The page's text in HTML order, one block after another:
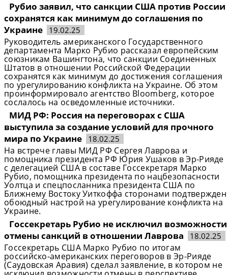
Рубио заявил, что санкции США против России
сохранятся как минимум до соглашения по
Украине
19.02.25
Руководитель американского Государственного
департамента Марко Рубио рассказал европейским
союзникам Вашингтона, что санкции Соединенных
Штатов в отношении Российской Федерации
сохранятся как минимум до достижения соглашения
по урегулированию конфликта на Украине. Об этом
проинформировало агентство Bloomberg, которое
сослалось на осведомленные источники.
МИД РФ: Россия на переговорах с США
выступила за создание условий для прочного
мира по Украине
18.02.25
На встрече главы МИД РФ Сергея Лаврова и
помощника президента РФ Юрия Ушаков в Эр-Рияде
с делегацией США в составе Госсекретаря Марко
Рубио, помощника президента по нацбезопасности
Уолтца и спецпосланника президента США по
Ближнему Востоку Уиткоффа сторонами подтвержден
обоюдный настрой на урегулирование конфликта на
Украине.
Госсекретарь Рубио не исключил возможности
отмены санкций в отношении Лаврова
18.02.25
Госсекретарь США Марко Рубио по итогам
российско-американских переговоров в Эр-Рияде
(Саудовская Аравия) сделал заявление, в котором не